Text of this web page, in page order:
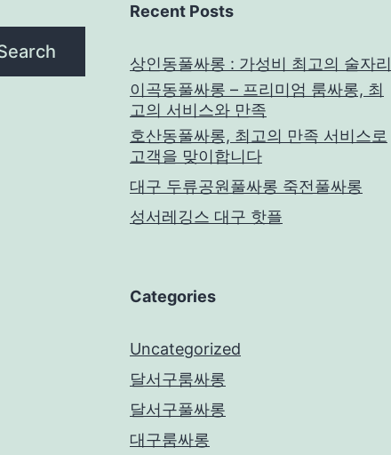
Recent Posts
상인동풀싸롱 : 가성비 최고의 술자리
이곡동풀싸롱 – 프리미엄 룸싸롱, 최
고의 서비스와 만족
호산동풀싸롱, 최고의 만족 서비스로
고객을 맞이합니다
대구 두류공원풀싸롱 죽전풀싸롱
성서레깅스 대구 핫플
Categories
Uncategorized
달서구룸싸롱
달서구풀싸롱
대구룸싸롱